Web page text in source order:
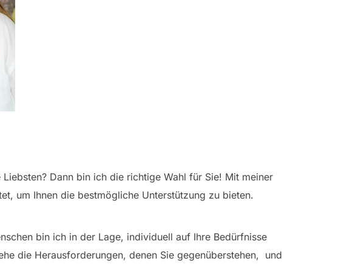
Dann bin ich die richtige Wahl für Sie! Mit meiner
um Ihnen die bestmögliche Unterstützung zu bieten.
bin ich in der Lage, individuell auf Ihre Bedürfnisse
die Herausforderungen, denen Sie gegenüberstehen, und